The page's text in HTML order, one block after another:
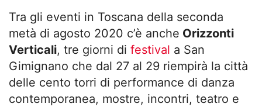
Tra gli eventi in Toscana della seconda
metà di agosto 2020 c’è anche Orizzonti
Verticali, tre giorni di festival a San
Gimignano che dal 27 al 29 riempirà la città
delle cento torri di performance di danza
contemporanea, mostre, incontri, teatro e